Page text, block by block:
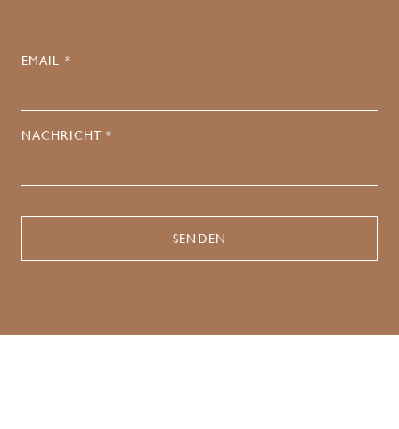
EMAIL *
NACHRICHT *